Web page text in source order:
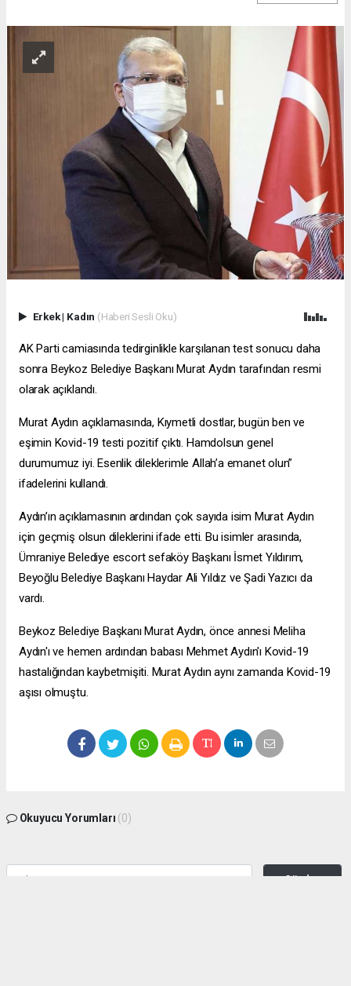
Erkek| Kadın (Haberi Sesli Oku)
AK Parti camiasında tedirginlikle karşılanan test sonucu daha
sonra Beykoz Belediye Başkanı Murat Aydın tarafından resmi
olarak açıklandı.
Murat Aydın açıklamasında, Kıymetli dostlar, bugün ben ve
eşimin Kovid-19 testi pozitif çıktı. Hamdolsun genel
durumumuz iyi. Esenlik dileklerimle Allah’a emanet olun”
ifadelerini kullandı.
Aydın’ın açıklamasının ardından çok sayıda isim Murat Aydın
için geçmiş olsun dileklerini ifade etti. Bu isimler arasında,
Ümraniye Belediye escort sefaköyBaşkanı İsmet Yıldırım,
Beyoğlu Belediye Başkanı Haydar Ali Yıldız ve Şadi Yazıcı da
vardı.
Beykoz Belediye Başkanı Murat Aydın, önce annesi Meliha
Aydın'ı ve hemen ardından babası Mehmet Aydın'ı Kovid-19
hastalığından kaybetmişiti. Murat Aydın aynı zamanda Kovid-19
aşısı olmuştu.
Okuyucu Yorumları (0)
Gönder